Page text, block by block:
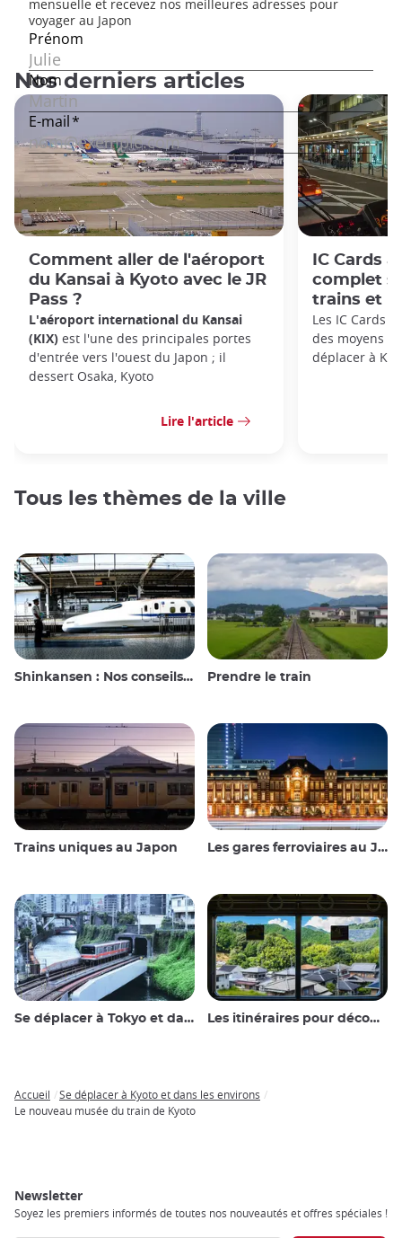
Nos derniers articles
Comment aller de l'aéroport
du Kansai à Kyoto avec le JR
Pass ?
L'aéroport international du Kansai
(KIX) est l'une des principales portes
d'entrée vers l'ouest du Japon ; il
dessert Osaka, Kyoto
Lire l'article
IC Cards
complet
trains et
Les IC Cards
des moyens
déplacer à
Tous les thèmes de la ville
Shinkansen : Nos conseils de voyage pour le train à grande vitesse japonais Prendre le train
Trains uniques au Japon Les gares ferroviaires au Japon
Se déplacer à Tokyo et dans les environs Les itinéraires pour découvrir le Japon
Breadcrumb
Accueil
Se déplacer à Kyoto et dans les environs
Le nouveau musée du train de Kyoto
Newsletter
Soyez les premiers informés de toutes nos nouveautés et offres spéciales !